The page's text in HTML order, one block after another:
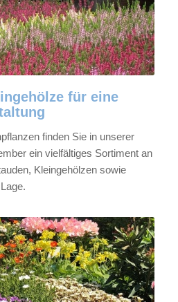
für eine
finden Sie in unserer
ein vielfältiges Sortiment an
Kleingehölzen sowie